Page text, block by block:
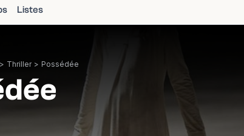
Listes
> Thriller > Possédée